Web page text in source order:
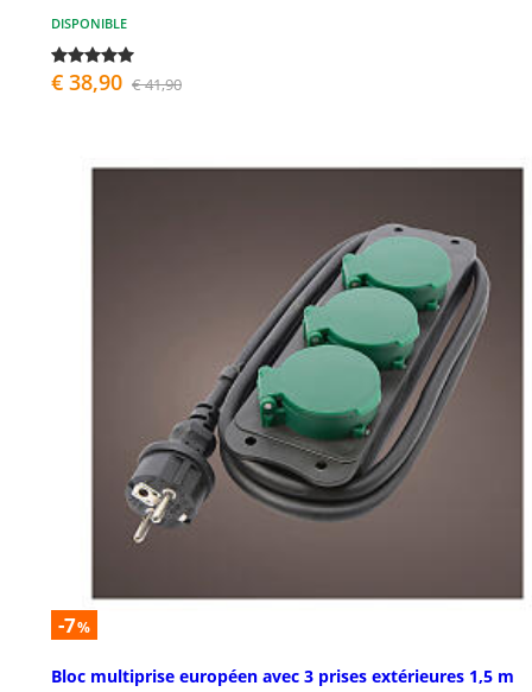
DISPONIBLE
€ 38,90 € 41,90
-7%
Bloc multiprise européen avec 3 prises extérieures 1,5 m